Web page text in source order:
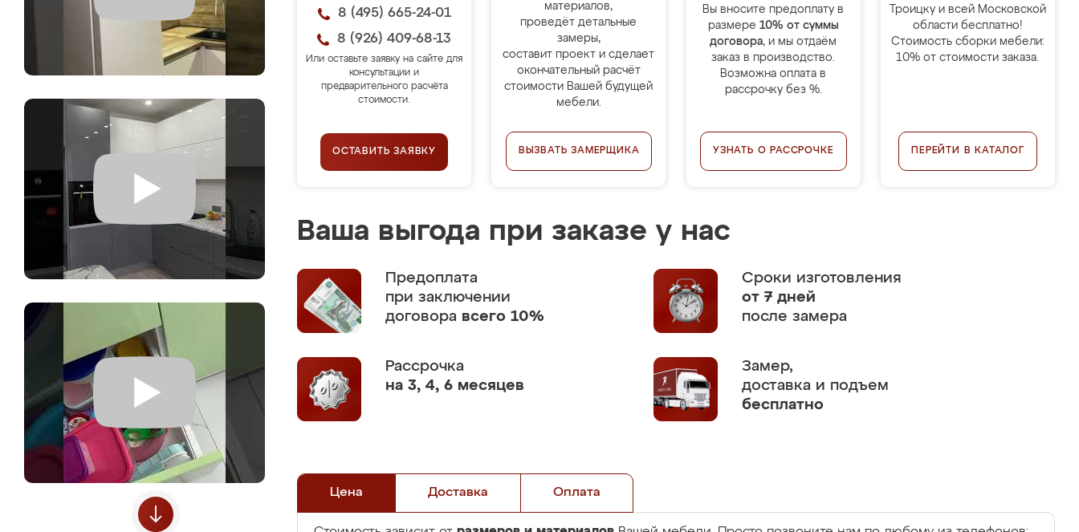
8 (495) 665-24-01
8 (926) 409-68-13
Или оставьте заявку на сайте для
консультации и
предварительного расчёта
стоимости.
ОСТАВИТЬ ЗАЯВКУ
материалов,
проведёт детальные
замеры,
составит проект и сделает
окончательный расчёт
стоимости Вашей будущей
мебели.
ВЫЗВАТЬ ЗАМЕРЩИКА
Вы вносите предоплату в
размере 10% от суммы
договора, и мы отдаём
заказ в производство.
Возможна оплата в
рассрочку без %.
УЗНАТЬ О РАССРОЧКЕ
Троицку и всей Московской
области бесплатно!
Стоимость сборки мебели:
10% от стоимости заказа.
ПЕРЕЙТИ В КАТАЛОГ
Ваша выгода при заказе у нас
Предоплата
при заключении
договора всего 10%
Сроки изготовления
от 7 дней
после замера
Рассрочка
на 3, 4, 6 месяцев
Замер,
доставка и подъем
бесплатно
Цена Доставка Оплата